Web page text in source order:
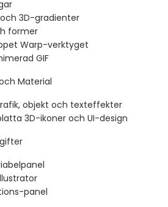
3D-gradienter
former
Warp-verktyget
GIF
Material
objekt och texteffekter
3D-ikoner och UI-design
panel